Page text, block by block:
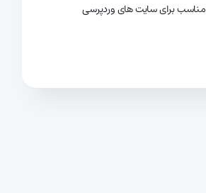
مناسب برای سایت های وردپرسی